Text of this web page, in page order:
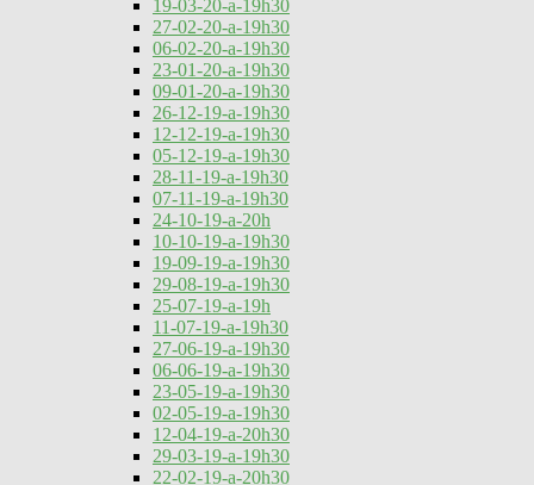
19-03-20-a-19h30
27-02-20-a-19h30
06-02-20-a-19h30
23-01-20-a-19h30
09-01-20-a-19h30
26-12-19-a-19h30
12-12-19-a-19h30
05-12-19-a-19h30
28-11-19-a-19h30
07-11-19-a-19h30
24-10-19-a-20h
10-10-19-a-19h30
19-09-19-a-19h30
29-08-19-a-19h30
25-07-19-a-19h
11-07-19-a-19h30
27-06-19-a-19h30
06-06-19-a-19h30
23-05-19-a-19h30
02-05-19-a-19h30
12-04-19-a-20h30
29-03-19-a-19h30
22-02-19-a-20h30